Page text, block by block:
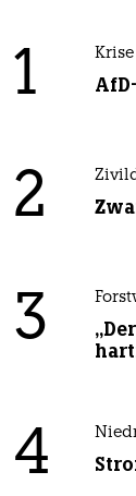
1
2
3
4